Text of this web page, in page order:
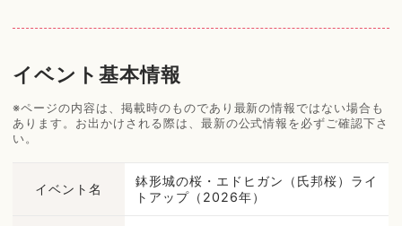
イベント基本情報
※ページの内容は、掲載時のものであり最新の情報ではない場合も
あります。お出かけされる際は、最新の公式情報を必ずご確認下さ
い。
イベント名
鉢形城の桜・エドヒガン（氏邦桜）ライ
トアップ（2026年）